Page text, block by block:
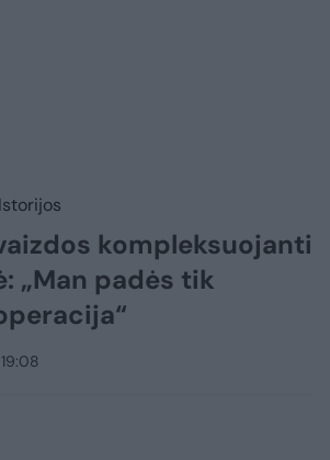
Istorijos
kompleksuojanti
„Man padės tik